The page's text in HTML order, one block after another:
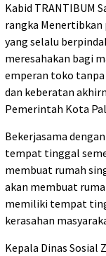
Kabid TRANTIBUM
rangka
yang selalu
meresahakan bagi
emperan toko
dan keberatan
Pemerintah Kota
Bekerjasama
tempat tinggal
membuat rumah
akan membuat
memiliki tempat
kerasahan
Kepala Dinas Sosial